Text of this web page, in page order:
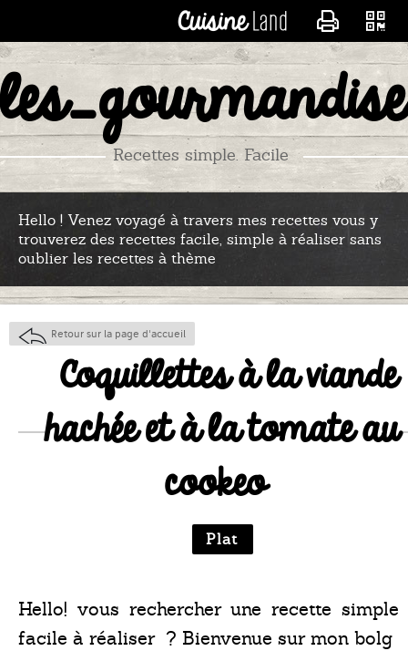
Recettes simple. Facile
Hello ! Venez voyagé à travers mes recettes vous y
trouverez des recettes facile, simple à réaliser sans
oublier les recettes à thème
Retour sur la page d'accueil
Coquillettes à la viande
hachée et à la tomate au
cookeo
Plat
Hello! vous rechercher une recette simple
facile à réaliser ? Bienvenue sur mon bolg
CONTACTER